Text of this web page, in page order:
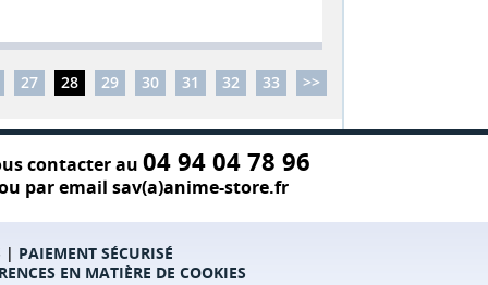
27 28 29 30 31 32 33 >>
contacter au 04 94 04 78 96
par email sav(a)anime-store.fr
| PAIEMENT SÉCURISÉ
EN MATIÈRE DE COOKIES